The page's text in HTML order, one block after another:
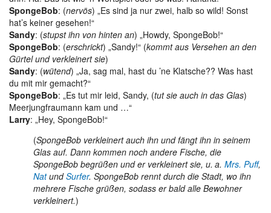
SpongeBob: (nervös) „Es sind ja nur zwei, halb so wild! Sonst
hat’s keiner gesehen!“
Sandy: (stupst ihn von hinten an) „Howdy, SpongeBob!“
SpongeBob: (erschrickt) „Sandy!“ (kommt aus Versehen an den
Gürtel und verkleinert sie)
Sandy: (wütend) „Ja, sag mal, hast du ’ne Klatsche?? Was hast
du mit mir gemacht?“
SpongeBob: „Es tut mir leid, Sandy, (tut sie auch in das Glas)
Meerjungfraumann kam und …“
Larry: „Hey, SpongeBob!“
(SpongeBob verkleinert auch ihn und fängt ihn in seinem
Glas auf. Dann kommen noch andere Fische, die
SpongeBob begrüßen und er verkleinert sie, u. a. Mrs. Puff,
NatundSurfer. SpongeBob rennt durch die Stadt, wo ihn
mehrere Fische grüßen, sodass er bald alle Bewohner
verkleinert.)